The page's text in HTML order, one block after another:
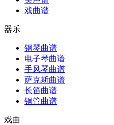
戏曲谱
器乐
钢琴曲谱
电子琴曲谱
手风琴曲谱
萨克斯曲谱
长笛曲谱
铜管曲谱
戏曲